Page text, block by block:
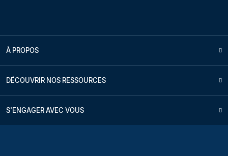
À PROPOS
DÉCOUVRIR NOS RESSOURCES
S'ENGAGER AVEC VOUS